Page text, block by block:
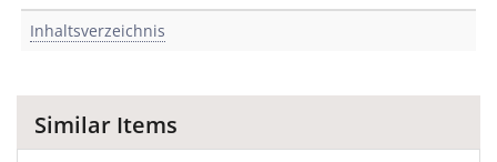
Inhaltsverzeichnis
Similar Items